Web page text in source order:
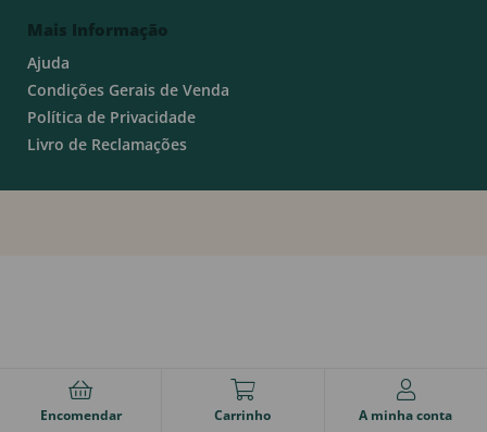
Mais Informação
Ajuda
Condições Gerais de Venda
Política de Privacidade
Livro de Reclamações
Encomendar Carrinho A minha conta